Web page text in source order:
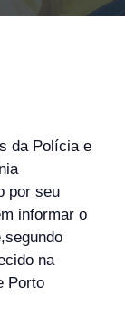
da Polícia e
por seu
informar o
na
Porto